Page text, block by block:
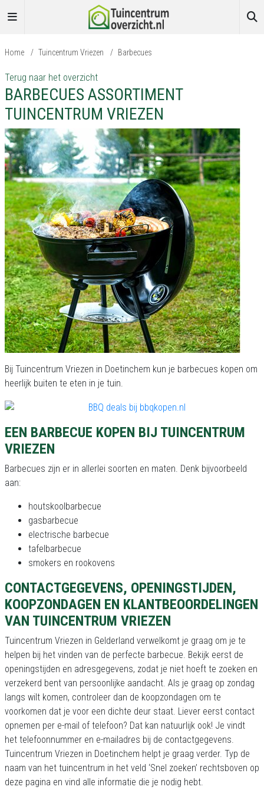
Home / Tuincentrum Vriezen / Barbecues
Terug naar het overzicht
BARBECUES ASSORTIMENT
TUINCENTRUM VRIEZEN
Bij Tuincentrum Vriezen in Doetinchem kun je barbecues kopen om
heerlijk buiten te eten in je tuin.
EEN BARBECUE KOPEN BIJ TUINCENTRUM
VRIEZEN
Barbecues zijn er in allerlei soorten en maten. Denk bijvoorbeeld
aan:
houtskoolbarbecue
gasbarbecue
electrische barbecue
tafelbarbecue
smokers en rookovens
CONTACTGEGEVENS, OPENINGSTIJDEN,
KOOPZONDAGEN EN KLANTBEOORDELINGEN
VAN TUINCENTRUM VRIEZEN
Tuincentrum Vriezen in Gelderland verwelkomt je graag om je te
helpen bij het vinden van de perfecte barbecue. Bekijk eerst de
openingstijden en adresgegevens, zodat je niet hoeft te zoeken en
verzekerd bent van persoonlijke aandacht. Als je graag op zondag
langs wilt komen, controleer dan de koopzondagen om te
voorkomen dat je voor een dichte deur staat. Liever eerst contact
opnemen per e-mail of telefoon? Dat kan natuurlijk ook! Je vindt
het telefoonnummer en e-mailadres bij de contactgegevens.
Tuincentrum Vriezen in Doetinchem helpt je graag verder. Typ de
naam van het tuincentrum in het veld ‘Snel zoeken’ rechtsboven op
deze pagina en vind alle informatie die je nodig hebt.